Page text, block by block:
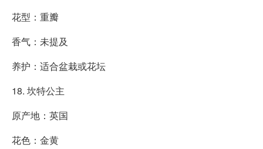
花型：重瓣
香气：未提及
养护：适合盆栽或花坛
18. 坎特公主
原产地：英国
花色：金黄